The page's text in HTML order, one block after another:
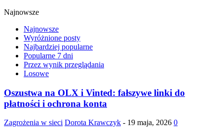
Najnowsze
Najnowsze
Wyróżnione posty
Najbardziej popularne
Popularne 7 dni
Przez wynik przeglądania
Losowe
Oszustwa na OLX i Vinted: fałszywe linki do
płatności i ochrona konta
Zagrożenia w sieci Dorota Krawczyk - 19 maja, 2026 0